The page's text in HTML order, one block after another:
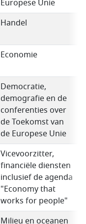
Europese Unie
Handel
Economie
Democratie,
demografie en de
conferenties over
de Toekomst van
de Europese Unie
Vicevoorzitter,
financiële diensten
inclusief de agenda
"Economy that
works for people"
Milieu en oceanen